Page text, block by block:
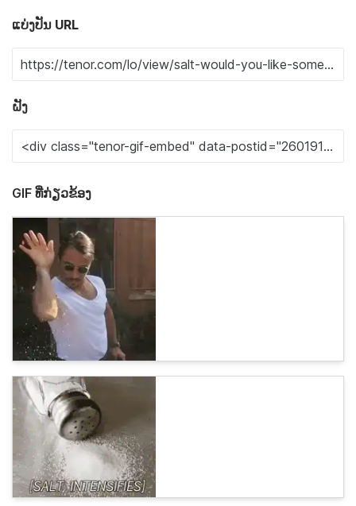
ແບ່ງປັນ URL
ຝັງ
GIF ທີ່ກ່ຽວຂ້ອງ